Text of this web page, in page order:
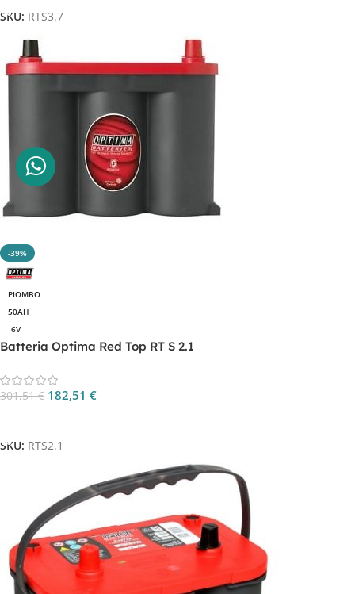
SKU: RTS3.7
-39%
PIOMBO
50AH
6V
Batteria Optima Red Top RT S 2.1
301,51€ 182,51 €
SKU: RTS2.1